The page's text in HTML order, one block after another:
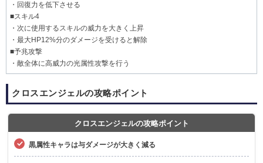
・回復力を低下させる
■スキル4
・次に使用するスキルの威力を大きく上昇
・最大HP12%分のダメージを受けると解除
■予兆攻撃
・敵全体に高威力の光属性攻撃を行う
クロスエンジェルの攻略ポイント
クロスエンジェルの攻略ポイント
黒属性キャラは与ダメージが大きく減る